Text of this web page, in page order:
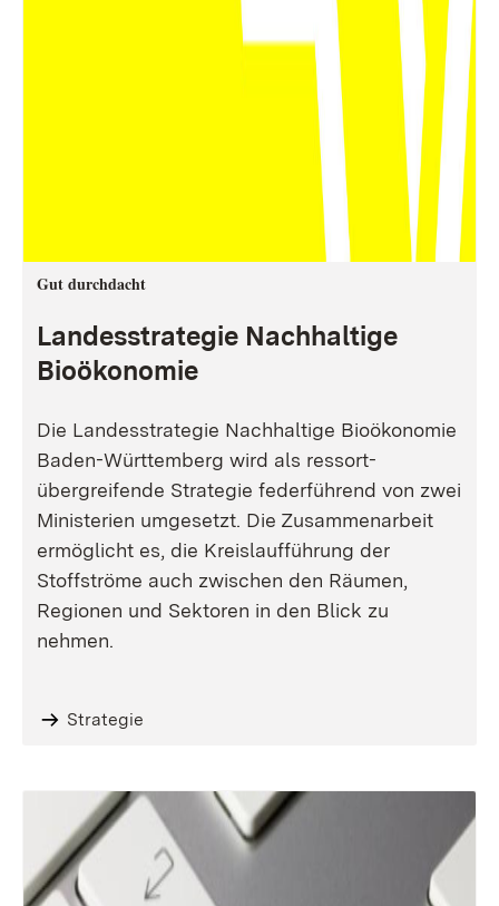
Gut durchdacht
Landesstrategie Nachhaltige
Bioökonomie
Die Landesstrategie Nachhaltige Bioökonomie
Baden-Württemberg wird als ressort-
übergreifende Strategie federführend von zwei
Ministerien umgesetzt. Die Zusammenarbeit
ermöglicht es, die Kreislaufführung der
Stoffströme auch zwischen den Räumen,
Regionen und Sektoren in den Blick zu
nehmen.
Strategie